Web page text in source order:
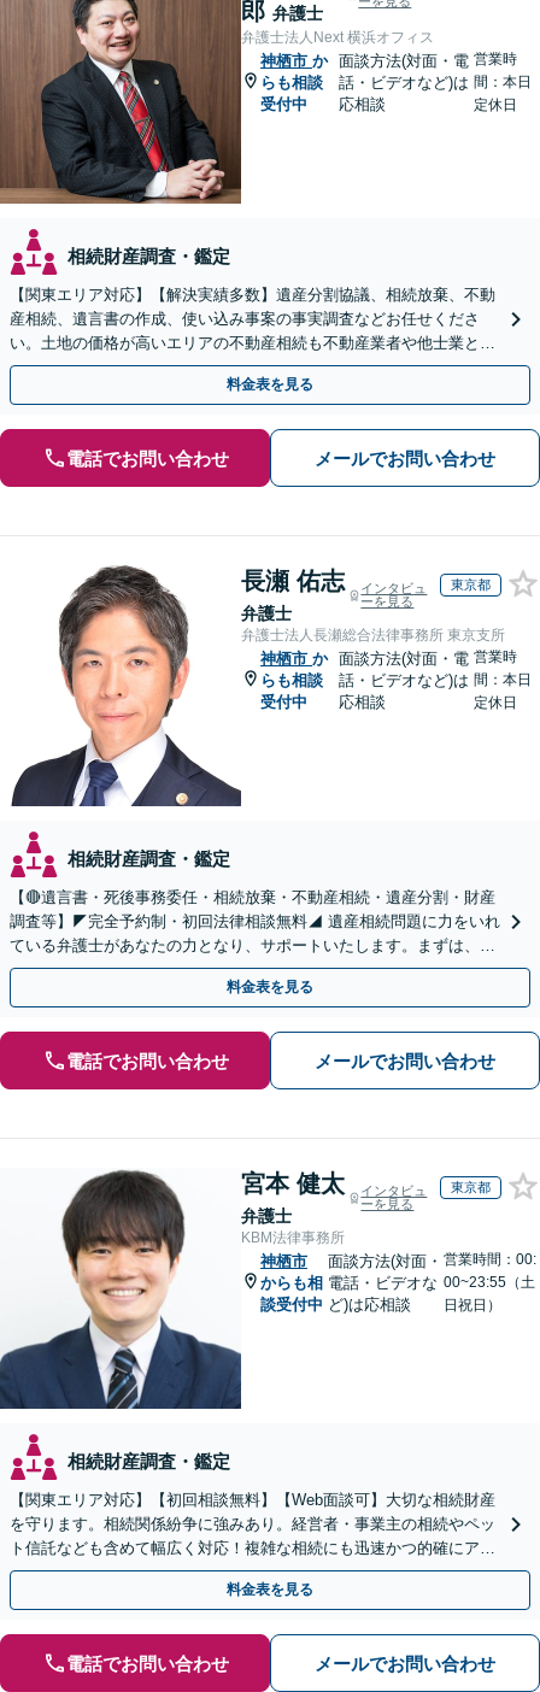
郎 弁護士
弁護士法人Next 横浜オフィス
神栖市 か
らも相談
受付中
面談方法(対面・電
話・ビデオなど)は
応相談
営業時
間：本日
定休日
相続財産調査・鑑定
【関東エリア対応】【解決実績多数】遺産分割協議、相続放棄、不動
産相続、遺言書の作成、使い込み事案の事実調査などお任せくださ
い。土地の価格が高いエリアの不動産相続も不動産業者や他士業と連
携し、適切かつ円滑に対応します【初回相談無料】
料金表を見る
電話でお問い合わせ メールでお問い合わせ
長瀬 佑志
弁護士
インタビュ
ーを見る
東京都
弁護士法人長瀬総合法律事務所 東京支所
神栖市 か
らも相談
受付中
面談方法(対面・電
話・ビデオなど)は
応相談
営業時
間：本日
定休日
相続財産調査・鑑定
【🔴遺言書・死後事務委任・相続放棄・不動産相続・遺産分割・財産
調査等】◤完全予約制・初回法律相談無料◢ 遺産相続問題に力をいれ
ている弁護士があなたの力となり、サポートいたします。まずは、お
気軽にお問い合わせください。
料金表を見る
電話でお問い合わせ メールでお問い合わせ
宮本 健太
弁護士
インタビュ
ーを見る
東京都
KBM法律事務所
神栖市
からも相
談受付中
面談方法(対面・
電話・ビデオな
ど)は応相談
営業時間：00:
00~23:55（土
日祝日）
相続財産調査・鑑定
【関東エリア対応】【初回相談無料】【Web面談可】大切な相続財産
を守ります。相続関係紛争に強みあり。経営者・事業主の相続やペッ
ト信託なども含めて幅広く対応！複雑な相続にも迅速かつ的確にアド
バイスいたします。
料金表を見る
電話でお問い合わせ メールでお問い合わせ